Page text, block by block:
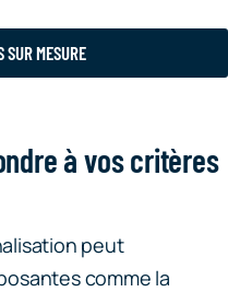
MESURE
à vos critères
peut
comme la